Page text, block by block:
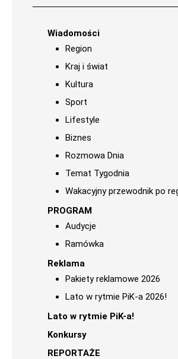
Wiadomości
Region
Kraj i świat
Kultura
Sport
Lifestyle
Biznes
Rozmowa Dnia
Temat Tygodnia
Wakacyjny przewodnik po
PROGRAM
Audycje
Ramówka
Reklama
Pakiety reklamowe 2026
Lato w rytmie PiK-a 2026!
Lato w rytmie PiK-a!
Konkursy
REPORTAŻE